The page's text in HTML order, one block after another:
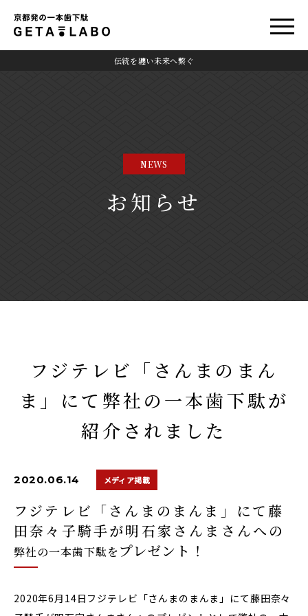
伝統を纏い未来へ繋ぐ
NEWS
お知らせ
フジテレビ「さんまのまん
ま」にて弊社の一本歯下駄が
紹介されました
2020.06.14 メディア掲載
フジテレビ「さんまのまんま」にて藤
田奈々子騎手が明石家さんまさんへの
弊社の一本歯下駄をプレゼント！
2020年6月14日フジテレビ「さんまのまんま」にて藤田奈々